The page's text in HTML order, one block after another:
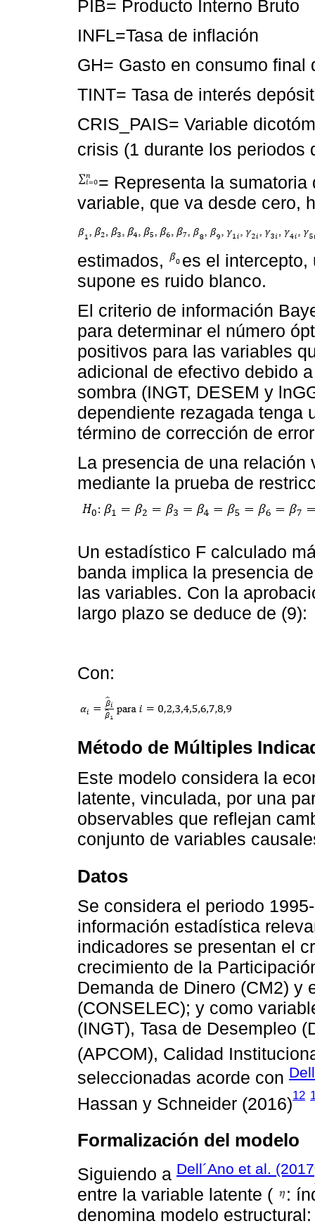
PIB= Producto Interno Bruto
INFL=Tasa de inflación
GH= Gasto en consumo final
TINT= Tasa de interés
CRIS_PAIS= Variable
crisis (1 durante los periodos
= Representa la
variable, que va desde cero,
estimados,
es el intercepto,
supone es ruido blanco.
El criterio de información
para determinar el número
positivos para las variables
adicional de efectivo debido
sombra (INGT, DESEM y
dependiente rezagada tenga
término de corrección de
La presencia de una
mediante la prueba de
Un estadístico F calculado
banda implica la presencia
las variables. Con la
largo plazo se deduce de (9):
Con:
Método de Múltiples
Este modelo considera la
latente, vinculada, por una
observables que reflejan
conjunto de variables
Datos
Se considera el periodo
información estadística
indicadores se presentan el
crecimiento de la
Demanda de Dinero (CM2) y
(CONSELEC); y como
(INGT), Tasa de Desempleo
(APCOM), Calidad
seleccionadas acorde con
Hassan y Schneider (2016)12
Formalización del modelo
Siguiendo a Dell´Ano et al. (2017
entre la variable latente (
:
denomina modelo estructural: